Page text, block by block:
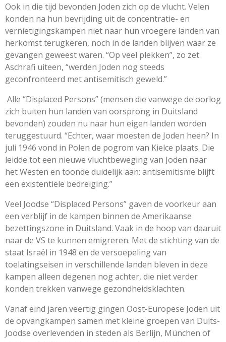
Ook in die tijd bevonden Joden zich op de vlucht. Velen
konden na hun bevrijding uit de concentratie- en
vernietigingskampen niet naar hun vroegere landen van
herkomst terugkeren, noch in de landen blijven waar ze
gevangen geweest waren. “Op veel plekken”, zo zet
Aschrafi uiteen, “werden Joden nog steeds
geconfronteerd met antisemitisch geweld.”
Alle “Displaced Persons” (mensen die vanwege de oorlog
zich buiten hun landen van oorsprong in Duitsland
bevonden) zouden nu naar hun eigen landen worden
teruggestuurd. “Echter, waar moesten de Joden heen? In
juli 1946 vond in Polen de pogrom van Kielce plaats. Die
leidde tot een nieuwe vluchtbeweging van Joden naar
het Westen en toonde duidelijk aan: antisemitisme blijft
een existentiële bedreiging.”
Veel Joodse “Displaced Persons” gaven de voorkeur aan
een verblijf in de kampen binnen de Amerikaanse
bezettingszone in Duitsland. Vaak in de hoop van daaruit
naar de VS te kunnen emigreren. Met de stichting van de
staat Israël in 1948 en de versoepeling van
toelatingseisen in verschillende landen bleven in deze
kampen alleen degenen nog achter, die niet verder
konden trekken vanwege gezondheidsklachten.
Vanaf eind jaren veertig gingen Oost-Europese Joden uit
de opvangkampen samen met kleine groepen van Duits-
Joodse overlevenden in steden als Berlijn, München of